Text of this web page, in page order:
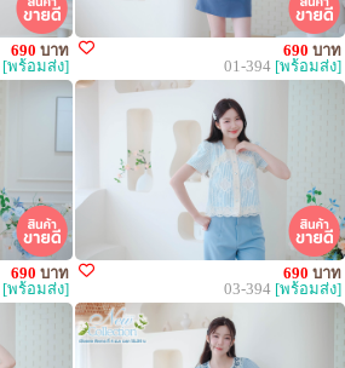
690 บาท
[พร้อมส่ง]
690 บาท
01-394 [พร้อมส่ง]
690 บาท
[พร้อมส่ง]
690 บาท
03-394 [พร้อมส่ง]